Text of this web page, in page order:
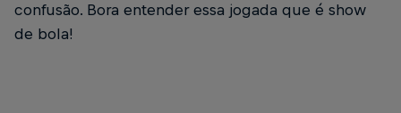
confusão. Bora entender essa jogada que é show
de bola!